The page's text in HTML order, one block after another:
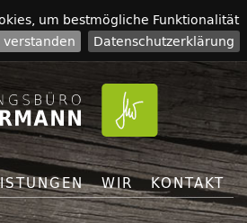
um bestmögliche Funktionalität
verstanden Datenschutzerklärung
WIR KONTAKT